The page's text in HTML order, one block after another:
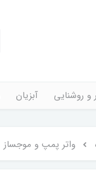
و روشنایی آبزیان
واتر پمپ و موجساز